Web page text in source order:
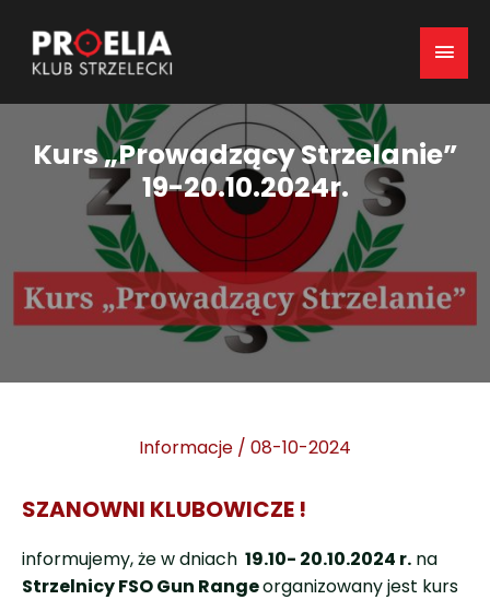
Main
Kurs „Prowadzący Strzelanie”
19-20.10.2024r.
Informacje / 08-10-2024
SZANOWNI KLUBOWICZE !
informujemy, że w dniach 19.10- 20.10.2024 r. na
Strzelnicy FSO Gun Rangeorganizowany jest kurs